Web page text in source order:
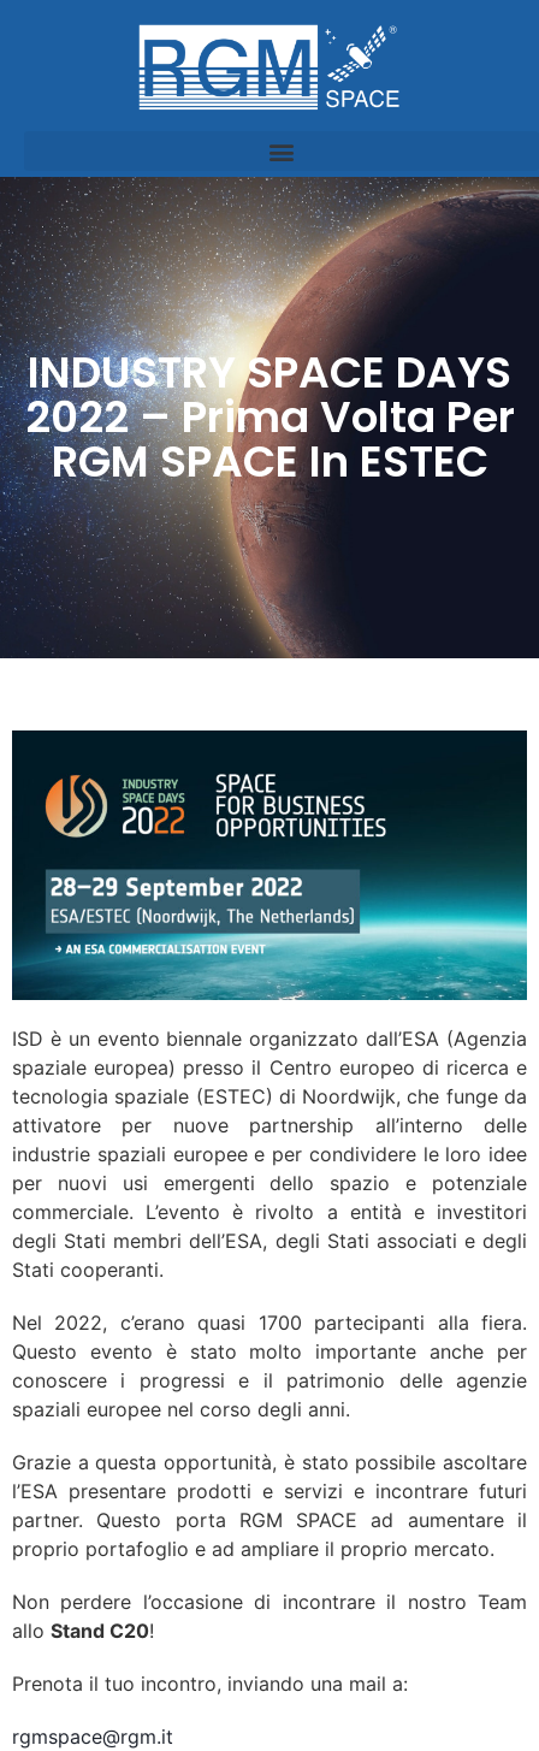
INDUSTRY SPACE DAYS
2022 – Prima Volta Per
RGM SPACE In ESTEC
ISD è un evento biennale organizzato dall’ESA (Agenzia
spaziale europea) presso il Centro europeo di ricerca e
tecnologia spaziale (ESTEC) di Noordwijk, che funge da
attivatore per nuove partnership all’interno delle
industrie spaziali europee e per condividere le loro idee
per nuovi usi emergenti dello spazio e potenziale
commerciale. L’evento è rivolto a entità e investitori
degli Stati membri dell’ESA, degli Stati associati e degli
Stati cooperanti.
Nel 2022, c’erano quasi 1700 partecipanti alla fiera.
Questo evento è stato molto importante anche per
conoscere i progressi e il patrimonio delle agenzie
spaziali europee nel corso degli anni.
Grazie a questa opportunità, è stato possibile ascoltare
l’ESA presentare prodotti e servizi e incontrare futuri
partner. Questo porta RGM SPACE ad aumentare il
proprio portafoglio e ad ampliare il proprio mercato.
Non perdere l’occasione di incontrare il nostro Team
allo Stand C20!
Prenota il tuo incontro, inviando una mail a:
rgmspace@rgm.it